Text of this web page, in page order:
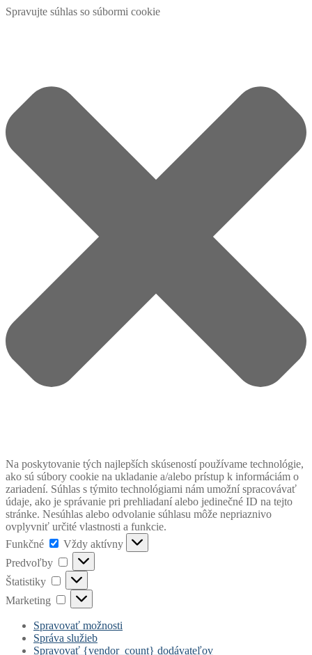
Spravujte súhlas so súbormi cookie
Na poskytovanie tých najlepších skúseností používame technológie,
ako sú súbory cookie na ukladanie a/alebo prístup k informáciám o
zariadení. Súhlas s týmito technológiami nám umožní spracovávať
údaje, ako je správanie pri prehliadaní alebo jedinečné ID na tejto
stránke. Nesúhlas alebo odvolanie súhlasu môže nepriaznivo
ovplyvniť určité vlastnosti a funkcie.
Funkčné
Funkčné
Vždy aktívny
Predvoľby
Predvoľby
Štatistiky Štatistiky
Marketing Marketing
Spravovať možnosti
Správa služieb
Spravovať {vendor_count} dodávateľov